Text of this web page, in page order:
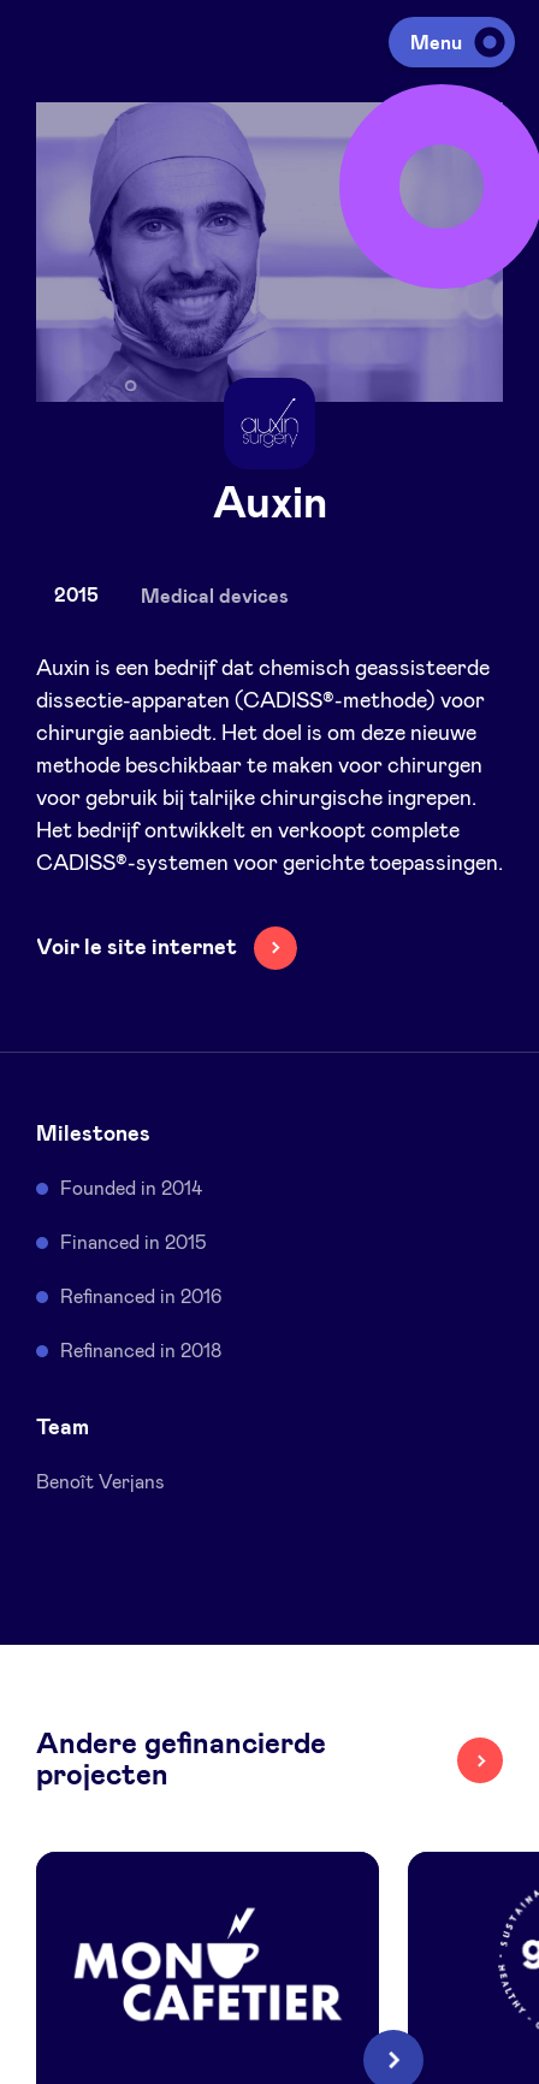
Menu
Investeren
Fondsen ophalen
Portfolio
Agenda
Over ons
Nieuws
Voordelen
BeAngels Academy
BeAngels Luxemburg
NXT Brussels - Investeerders groep
Privacy Policy
BeAngels x PMV
Health Expert Circle
Auxin
2015 Medical devices
Auxin is een bedrijf dat chemisch geassisteerde
dissectie-apparaten (CADISS®-methode) voor
chirurgie aanbiedt. Het doel is om deze nieuwe
methode beschikbaar te maken voor chirurgen
voor gebruik bij talrijke chirurgische ingrepen.
Het bedrijf ontwikkelt en verkoopt complete
CADISS®-systemen voor gerichte toepassingen.
Voir le site internet
Milestones
Founded in 2014
Financed in 2015
Refinanced in 2016
Refinanced in 2018
Team
Benoît Verjans
Andere gefinancierde
projecten
Volgende